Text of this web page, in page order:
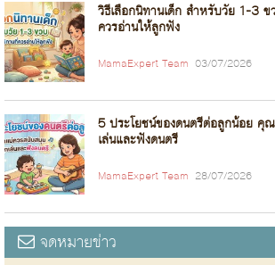
วิธีเลือกนิทานเด็ก สำหรับวัย 1-3
ควรอ่านให้ลูกฟัง
MamaExpert Team 03/07/2026
5 ประโยชน์ของดนตรีต่อลูกน้อย คุ
เล่นและฟังดนตรี
MamaExpert Team 28/07/2026
จดหมายข่าว